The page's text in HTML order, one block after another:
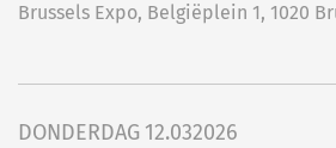
Brussels Expo, Belgiëplein 1, 1020
DONDERDAG 12.032026